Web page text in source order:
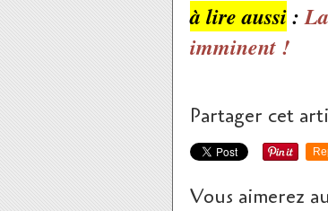
à lire aussi:
imminent !
Partager cet
Vous aimerez